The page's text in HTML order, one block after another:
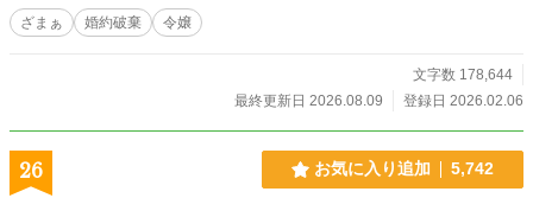
ざまぁ 婚約破棄 令嬢
文字数 178,644
最終更新日 2026.08.09
登録日 2026.02.06
26 お気に入り追加 5,742